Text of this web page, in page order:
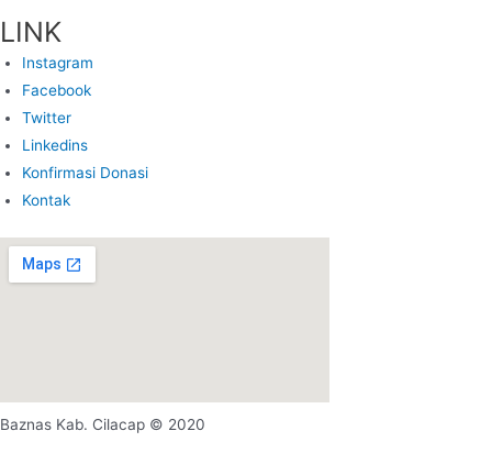
LINK
Instagram
Facebook
Twitter
Linkedins
Konfirmasi Donasi
Kontak
Baznas Kab. Cilacap © 2020